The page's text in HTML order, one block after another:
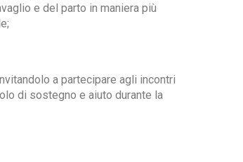
e del parto in maniera più
a partecipare agli incontri
di sostegno e aiuto durante la